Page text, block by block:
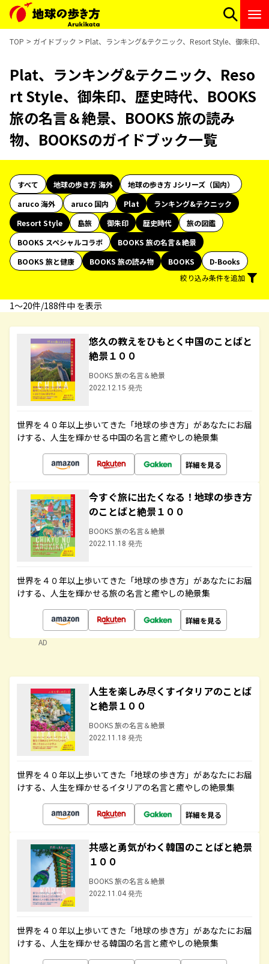
TOP ガイドブック Plat、ランキング&テクニック、Resort Style、御朱印、
Plat、ランキング&テクニック、Reso
rt Style、御朱印、歴史時代、BOOKS
旅の名言＆絶景、BOOKS 旅の読み
物、BOOKSのガイドブック一覧
すべて 地球の歩き方 海外
地球の歩き方 Jシリーズ（国内）
aruco 海外
aruco 国内 Plat
ランキング&テクニック
Resort Style
島旅 御朱印 歴史時代
旅の図鑑
BOOKS スペシャルコラボ
BOOKS 旅の名言＆絶景
BOOKS 旅と健康
BOOKS 旅の読み物 BOOKS
D-Books
絞り込み条件を追加
1〜20件/188件中 を表示
悠久の教えをひもとく中国のことばと
絶景１００
BOOKS 旅の名言＆絶景
2022.12.15 発売
世界を４０年以上歩いてきた「地球の歩き方」があなたにお届
けする、人生を輝かせる中国の名言と癒やしの絶景集
詳細を見る
今すぐ旅に出たくなる！地球の歩き方
のことばと絶景１００
BOOKS 旅の名言＆絶景
2022.11.18 発売
世界を４０年以上歩いてきた「地球の歩き方」があなたにお届
けする、人生を輝かせる旅の名言と癒やしの絶景集
詳細を見る
AD
人生を楽しみ尽くすイタリアのことば
と絶景１００
BOOKS 旅の名言＆絶景
2022.11.18 発売
世界を４０年以上歩いてきた「地球の歩き方」があなたにお届
けする、人生を輝かせるイタリアの名言と癒やしの絶景集
詳細を見る
共感と勇気がわく韓国のことばと絶景
１００
BOOKS 旅の名言＆絶景
2022.11.04 発売
世界を４０年以上歩いてきた「地球の歩き方」があなたにお届
けする、人生を輝かせる韓国の名言と癒やしの絶景集